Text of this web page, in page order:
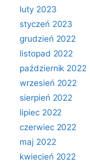
luty 2023
styczeń 2023
grudzień 2022
listopad 2022
październik 2022
wrzesień 2022
sierpień 2022
lipiec 2022
czerwiec 2022
maj 2022
kwiecień 2022